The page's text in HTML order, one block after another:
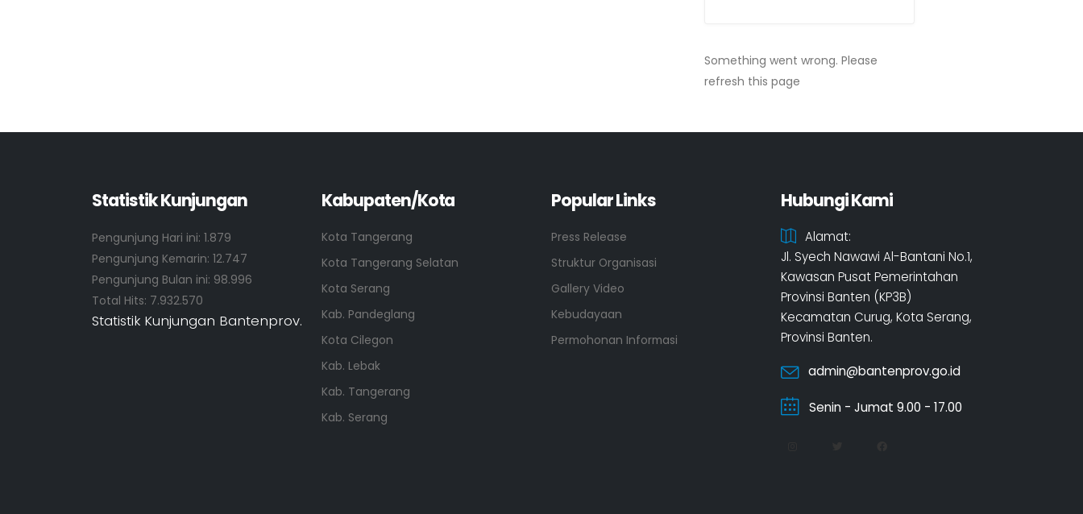
Something went wrong. Please
refresh this page
Statistik Kunjungan
Pengunjung Hari ini: 1.879
Pengunjung Kemarin: 12.747
Pengunjung Bulan ini: 98.996
Total Hits: 7.932.570
Statistik Kunjungan Bantenprov.
Kabupaten/Kota
Kota Tangerang
Kota Tangerang Selatan
Kota Serang
Kab. Pandeglang
Kota Cilegon
Kab. Lebak
Kab. Tangerang
Kab. Serang
Popular Links
Press Release
Struktur Organisasi
Gallery Video
Kebudayaan
Permohonan Informasi
Hubungi Kami
Alamat:
Jl. Syech Nawawi Al-Bantani No.1,
Kawasan Pusat Pemerintahan
Provinsi Banten (KP3B)
Kecamatan Curug, Kota Serang,
Provinsi Banten.
admin@bantenprov.go.id
Senin - Jumat 9.00 - 17.00